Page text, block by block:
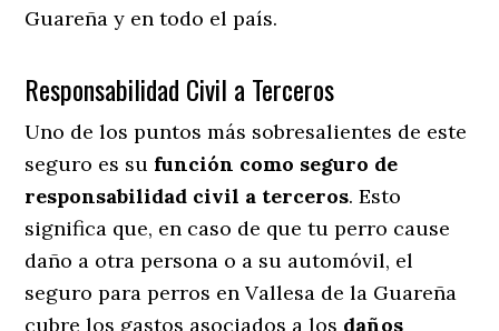
Guareña y en todo el país.
Responsabilidad Civil a Terceros
Uno de los puntos más sobresalientes de este
seguro es su función como seguro de
responsabilidad civil a terceros. Esto
significa que, en caso de que tu perro cause
daño a otra persona o a su automóvil, el
seguro para perros en Vallesa de la Guareña
cubre los gastos asociados a los daños